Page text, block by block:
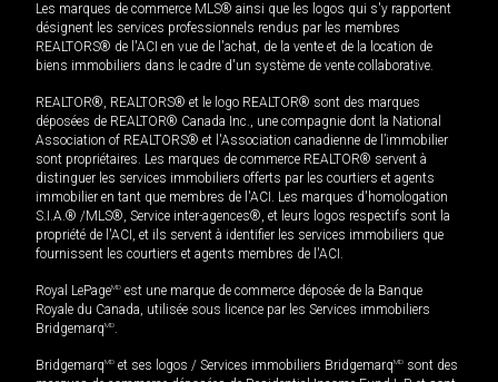
Les marques de commerce MLS® ainsi que les logos qui s'y rapportent
désignent les services professionnels rendus par les membres
REALTORS® de l'ACI en vue de l'achat, de la vente et de la location de
biens immobiliers dans le cadre d'un système de vente collaborative.
REALTOR®, REALTORS® et le logo REALTOR® sont des marques
déposées de REALTOR® Canada Inc., une compagnie dont la National
Association of REALTORS® et l'Association canadienne de l’immobilier
sont propriétaires. Les marques de commerce REALTOR® servent à
distinguer les services immobiliers offerts par les courtiers et agents
immobilier en tant que membres de l'ACI. Les marques d'homologation
S.I.A.® /MLS®, Service inter-agences®, et leurs logos respectifs sont la
propriété de l'ACI, et ils servent à identifier les services immobiliers que
fournissent les courtiers et agents membres de l'ACI.
Royal LePageMD est une marque de commerce déposée de la Banque
Royale du Canada, utilisée sous licence par les Services immobiliers
BridgemarqMD.
BridgemarqMD et ses logos / Services immobiliers BridgemarqMD sont des